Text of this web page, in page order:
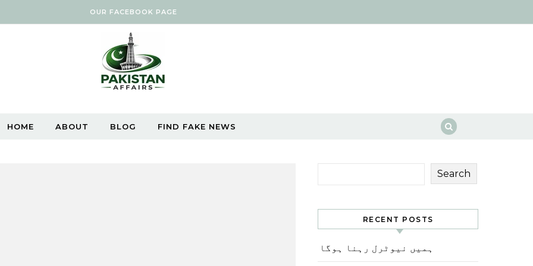
OUR FACEBOOK PAGE
HOME ABOUT BLOG FIND FAKE NEWS
Search
RECENT POSTS
ہمیں نیوٹرل رہنا ہوگا